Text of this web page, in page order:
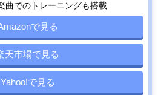
曲でのトレーニングも搭載
で見る
天市場で見る
Yahoo!で見る